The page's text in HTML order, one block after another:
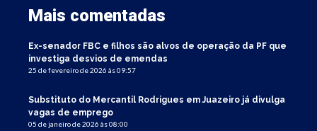
Mais comentadas
Ex-senador FBC e filhos são alvos de operação da PF que
investiga desvios de emendas
25 de fevereiro de 2026 às 09:57
Substituto do Mercantil Rodrigues em Juazeiro já divulga
vagas de emprego
05 de janeiro de 2026 às 08:00